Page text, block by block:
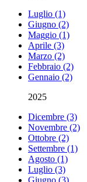
Luglio (1)
Giugno (2)
Maggio (1)
Aprile (3)
Marzo (2)
Febbraio (2)
Gennaio (2)
2025
Dicembre (3)
Novembre (2)
Ottobre (2)
Settembre (1)
Agosto (1)
Luglio (3)